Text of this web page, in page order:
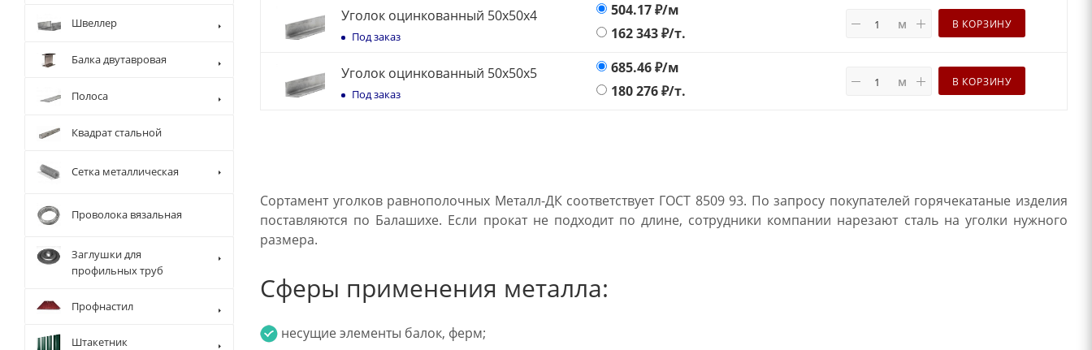
Уголок оцинкованный 50х50х4
Под заказ
504.17₽/м
162 343₽/т.
м В КОРЗИНУ
Уголок оцинкованный 50х50х5
Под заказ
685.46₽/м
180 276₽/т.
м В КОРЗИНУ
Сортамент уголков равнополочных Металл-ДК соответствует ГОСТ 8509 93. По запросу покупателей горячекатаные изделия
поставляются по Балашихе. Если прокат не подходит по длине, сотрудники компании нарезают сталь на уголки нужного
размера.
Сферы применения металла:
несущие элементы балок, ферм;
Швеллер
Балка двутавровая
Полоса
Квадрат стальной
Сетка металлическая
Проволока вязальная
Заглушки для
профильных труб
Профнастил
Штакетник